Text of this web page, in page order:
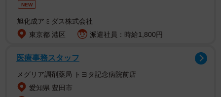
介護離職の現実と2025年問題
現在、日本では年間約10万人以上が介護を理由に離職して
調査によると、1年間で介護離職した人は10万6000人にの
ぼり、そのうち女性が約77%を占めています。また、介護
をしながら働いている人の7割が40代から50代という、働
NEW
旭化成アミダス株式会社
東京都 港区
派遣社員：時給1,800円
医療事務スタッフ
メグリア調剤薬局 トヨタ記念病院前店
愛知県 豊田市